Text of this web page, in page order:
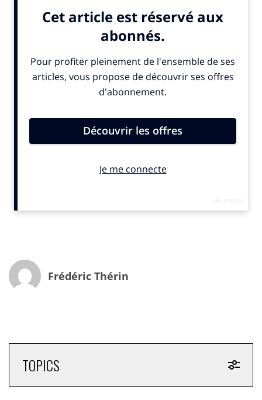
Pour les enseignes, commerçants ou marques, cela
suppose une évolution. Il ne suffit plus de « raccourcir
les distances » mais aussi derétablir des liens
attentes sont fortes des consommateurs notamment
autour de la relation humaine, de l’accessibilité, de la
L’étude de l’ObSoCo montre que la fréquentation des
commerces de proximité reste élevée. Unemajorité
conjuguer commodité et qualité. Dans une étude
Frédéric Thérin
TOPICS